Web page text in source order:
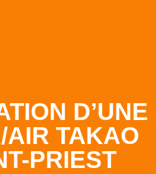
D’UNE
AIR TAKAO
PRIEST